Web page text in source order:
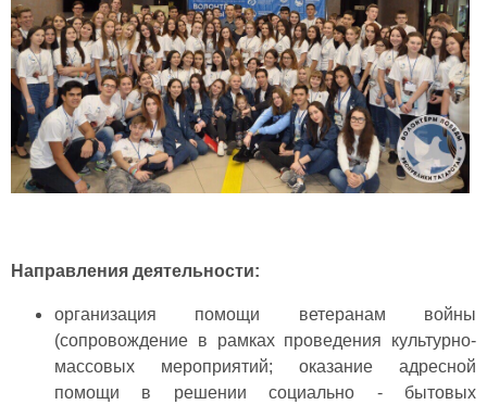
Направления деятельности:
организация помощи ветеранам войны
(сопровождение в рамках проведения культурно-
массовых мероприятий; оказание адресной
помощи в решении социально - бытовых